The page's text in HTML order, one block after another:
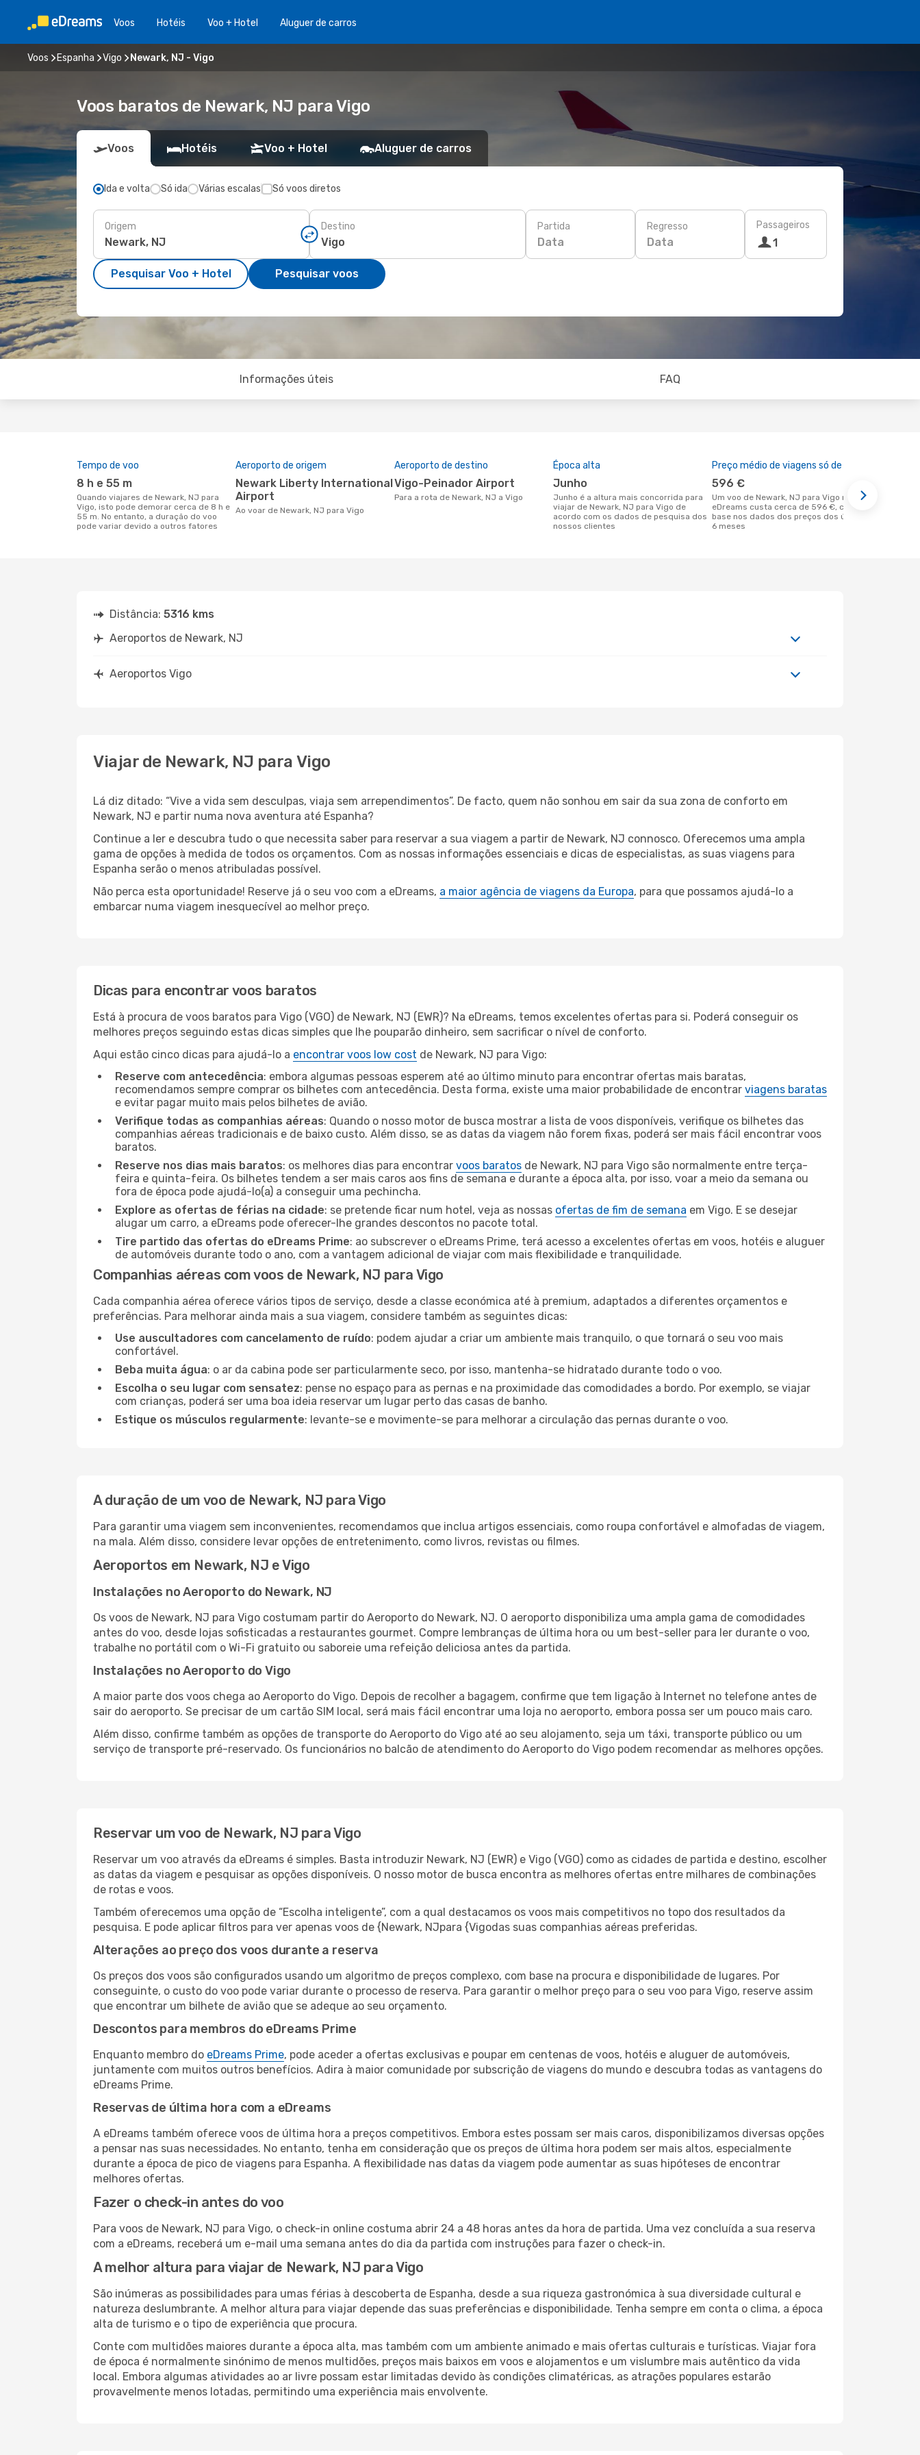
Voos Hotéis Voo + Hotel Aluguer de carros
Voos Espanha Vigo Newark, NJ - Vigo
Voos baratos de Newark, NJ para Vigo
Voos Hotéis Voo + Hotel Aluguer de carros
Ida e volta Só ida Várias escalas Só voos diretos
Origem Destino Partida
Data
Regresso
Data
Passageiros
1
Pesquisar Voo + Hotel Pesquisar voos
Informações úteis FAQ
Tempo de voo
8 h e 55 m
Quando viajares de Newark, NJ para
Vigo, isto pode demorar cerca de 8 h e
55 m. No entanto, a duração do voo
pode variar devido a outros fatores
Aeroporto de origem
Newark Liberty International
Airport
Ao voar de Newark, NJ para Vigo
Aeroporto de destino
Vigo-Peinador Airport
Para a rota de Newark, NJ a Vigo
Época alta
junho
junho é a altura mais concorrida para
viajar de Newark, NJ para Vigo de
acordo com os dados de pesquisa dos
nossos clientes
Preço médio de viagens só de ida
596 €
Um voo de Newark, NJ para Vigo na
eDreams custa cerca de 596 €, com
base nos dados dos preços dos últimos
6 meses
Distância: 5316 kms
Aeroportos de Newark, NJ
Aeroportos Vigo
Viajar de Newark, NJ para Vigo
Lá diz ditado: “Vive a vida sem desculpas, viaja sem arrependimentos”. De facto, quem não sonhou em sair da sua zona de conforto em
Newark, NJ e partir numa nova aventura até Espanha?
Continue a ler e descubra tudo o que necessita saber para reservar a sua viagem a partir de Newark, NJ connosco. Oferecemos uma ampla
gama de opções à medida de todos os orçamentos. Com as nossas informações essenciais e dicas de especialistas, as suas viagens para
Espanha serão o menos atribuladas possível.
Não perca esta oportunidade! Reserve já o seu voo com a eDreams, a maior agência de viagens da Europa, para que possamos ajudá-lo a
embarcar numa viagem inesquecível ao melhor preço.
Dicas para encontrar voos baratos
Está à procura de voos baratos para Vigo (VGO) de Newark, NJ (EWR)? Na eDreams, temos excelentes ofertas para si. Poderá conseguir os
melhores preços seguindo estas dicas simples que lhe pouparão dinheiro, sem sacrificar o nível de conforto.
Aqui estão cinco dicas para ajudá-lo a encontrar voos low cost de Newark, NJ para Vigo:
Reserve com antecedência: embora algumas pessoas esperem até ao último minuto para encontrar ofertas mais baratas,
recomendamos sempre comprar os bilhetes com antecedência. Desta forma, existe uma maior probabilidade de encontrar viagens baratas
e evitar pagar muito mais pelos bilhetes de avião.
Verifique todas as companhias aéreas: Quando o nosso motor de busca mostrar a lista de voos disponíveis, verifique os bilhetes das
companhias aéreas tradicionais e de baixo custo. Além disso, se as datas da viagem não forem fixas, poderá ser mais fácil encontrar voos
baratos.
Reserve nos dias mais baratos: os melhores dias para encontrar voos baratos de Newark, NJ para Vigo são normalmente entre terça-
feira e quinta-feira. Os bilhetes tendem a ser mais caros aos fins de semana e durante a época alta, por isso, voar a meio da semana ou
fora de época pode ajudá-lo(a) a conseguir uma pechincha.
Explore as ofertas de férias na cidade: se pretende ficar num hotel, veja as nossas ofertas de fim de semana em Vigo. E se desejar
alugar um carro, a eDreams pode oferecer-lhe grandes descontos no pacote total.
Tire partido das ofertas do eDreams Prime: ao subscrever o eDreams Prime, terá acesso a excelentes ofertas em voos, hotéis e aluguer
de automóveis durante todo o ano, com a vantagem adicional de viajar com mais flexibilidade e tranquilidade.
Companhias aéreas com voos de Newark, NJ para Vigo
Cada companhia aérea oferece vários tipos de serviço, desde a classe económica até à premium, adaptados a diferentes orçamentos e
preferências. Para melhorar ainda mais a sua viagem, considere também as seguintes dicas:
Use auscultadores com cancelamento de ruído: podem ajudar a criar um ambiente mais tranquilo, o que tornará o seu voo mais
confortável.
Beba muita água: o ar da cabina pode ser particularmente seco, por isso, mantenha-se hidratado durante todo o voo.
Escolha o seu lugar com sensatez: pense no espaço para as pernas e na proximidade das comodidades a bordo. Por exemplo, se viajar
com crianças, poderá ser uma boa ideia reservar um lugar perto das casas de banho.
Estique os músculos regularmente: levante-se e movimente-se para melhorar a circulação das pernas durante o voo.
A duração de um voo de Newark, NJ para Vigo
Para garantir uma viagem sem inconvenientes, recomendamos que inclua artigos essenciais, como roupa confortável e almofadas de viagem,
na mala. Além disso, considere levar opções de entretenimento, como livros, revistas ou filmes.
Aeroportos em Newark, NJ e Vigo
Instalações no Aeroporto do Newark, NJ
Os voos de Newark, NJ para Vigo costumam partir do Aeroporto do Newark, NJ. O aeroporto disponibiliza uma ampla gama de comodidades
antes do voo, desde lojas sofisticadas a restaurantes gourmet. Compre lembranças de última hora ou um best-seller para ler durante o voo,
trabalhe no portátil com o Wi-Fi gratuito ou saboreie uma refeição deliciosa antes da partida.
Instalações no Aeroporto do Vigo
A maior parte dos voos chega ao Aeroporto do Vigo. Depois de recolher a bagagem, confirme que tem ligação à Internet no telefone antes de
sair do aeroporto. Se precisar de um cartão SIM local, será mais fácil encontrar uma loja no aeroporto, embora possa ser um pouco mais caro.
Além disso, confirme também as opções de transporte do Aeroporto do Vigo até ao seu alojamento, seja um táxi, transporte público ou um
serviço de transporte pré-reservado. Os funcionários no balcão de atendimento do Aeroporto do Vigo podem recomendar as melhores opções.
Reservar um voo de Newark, NJ para Vigo
Reservar um voo através da eDreams é simples. Basta introduzir Newark, NJ (EWR) e Vigo (VGO) como as cidades de partida e destino, escolher
as datas da viagem e pesquisar as opções disponíveis. O nosso motor de busca encontra as melhores ofertas entre milhares de combinações
de rotas e voos.
Também oferecemos uma opção de “Escolha inteligente”, com a qual destacamos os voos mais competitivos no topo dos resultados da
pesquisa. E pode aplicar filtros para ver apenas voos de {Newark, NJpara {Vigodas suas companhias aéreas preferidas.
Alterações ao preço dos voos durante a reserva
Os preços dos voos são configurados usando um algoritmo de preços complexo, com base na procura e disponibilidade de lugares. Por
conseguinte, o custo do voo pode variar durante o processo de reserva. Para garantir o melhor preço para o seu voo para Vigo, reserve assim
que encontrar um bilhete de avião que se adeque ao seu orçamento.
Descontos para membros do eDreams Prime
Enquanto membro do eDreams Prime, pode aceder a ofertas exclusivas e poupar em centenas de voos, hotéis e aluguer de automóveis,
juntamente com muitos outros benefícios. Adira à maior comunidade por subscrição de viagens do mundo e descubra todas as vantagens do
eDreams Prime.
Reservas de última hora com a eDreams
A eDreams também oferece voos de última hora a preços competitivos. Embora estes possam ser mais caros, disponibilizamos diversas opções
a pensar nas suas necessidades. No entanto, tenha em consideração que os preços de última hora podem ser mais altos, especialmente
durante a época de pico de viagens para Espanha. A flexibilidade nas datas da viagem pode aumentar as suas hipóteses de encontrar
melhores ofertas.
Fazer o check-in antes do voo
Para voos de Newark, NJ para Vigo, o check-in online costuma abrir 24 a 48 horas antes da hora de partida. Uma vez concluída a sua reserva
com a eDreams, receberá um e-mail uma semana antes do dia da partida com instruções para fazer o check-in.
A melhor altura para viajar de Newark, NJ para Vigo
São inúmeras as possibilidades para umas férias à descoberta de Espanha, desde a sua riqueza gastronómica à sua diversidade cultural e
natureza deslumbrante. A melhor altura para viajar depende das suas preferências e disponibilidade. Tenha sempre em conta o clima, a época
alta de turismo e o tipo de experiência que procura.
Conte com multidões maiores durante a época alta, mas também com um ambiente animado e mais ofertas culturais e turísticas. Viajar fora
de época é normalmente sinónimo de menos multidões, preços mais baixos em voos e alojamentos e um vislumbre mais autêntico da vida
local. Embora algumas atividades ao ar livre possam estar limitadas devido às condições climatéricas, as atrações populares estarão
provavelmente menos lotadas, permitindo uma experiência mais envolvente.